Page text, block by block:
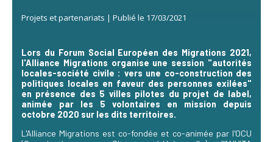
Projets et partenariats | Publié le 17/03/2021
Lors du Forum Social Européen des Migrations 2021,
l'Alliance Migrations organise une session "autorités
locales-société civile : vers une co-construction des
politiques locales en faveur des personnes exilées"
en présence des 5 villes pilotes du projet de label,
animée par les 5 volontaires en mission depuis
octobre 2020 sur les dits territoires.
L'Alliance Migrations est co-fondée et co-animée par l'OCU